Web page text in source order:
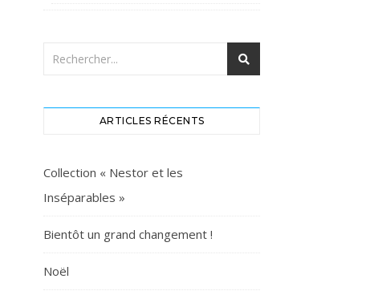
ARTICLES RÉCENTS
Collection « Nestor et les
Inséparables »
Bientôt un grand changement !
Noël